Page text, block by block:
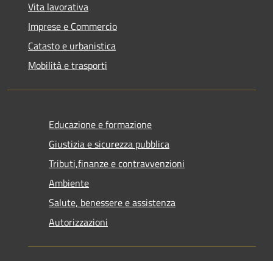
Vita lavorativa
Imprese e Commercio
Catasto e urbanistica
Mobilità e trasporti
Educazione e formazione
Giustizia e sicurezza pubblica
Tributi,finanze e contravvenzioni
Ambiente
Salute, benessere e assistenza
Autorizzazioni